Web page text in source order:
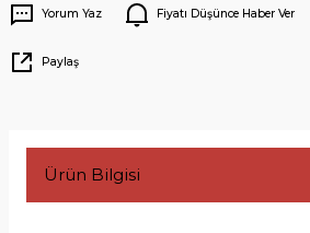
Yorum Yaz Fiyatı Düşünce Haber Ver
Paylaş
Ürün Bilgisi